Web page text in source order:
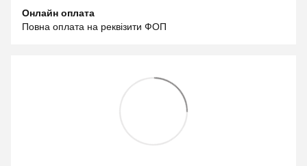
Онлайн оплата
Повна оплата на реквізити ФОП